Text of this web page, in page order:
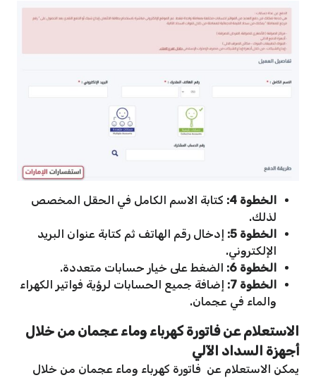
الخطوة 4:
كتابة الاسم الكامل في الحقل المخصص
لذلك.
الخطوة 5:
إدخال رقم الهاتف ثم كتابة عنوان البريد
الإلكتروني.
الخطوة 6:
الضغط على خيار حسابات متعددة.
الخطوة 7:
إضافة جميع الحسابات لرؤية فواتير الكهراء
والماء في عجمان.
الاستعلام عن فاتورة كهرباء وماء عجمان من خلال
أجهزة السداد الآلي
يمكن الاستعلام عن فاتورة كهرباء وماء عجمان من خلال